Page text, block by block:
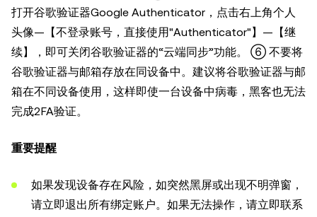
打开谷歌验证器Google Authenticator，点击右上角个人
头像—【不登录账号，直接使用"Authenticator"】—【继
续】，即可关闭谷歌验证器的“云端同步”功能。 ⑥ 不要将
谷歌验证器与邮箱存放在同设备中。建议将谷歌验证器与邮
箱在不同设备使用，这样即使一台设备中病毒，黑客也无法
完成2FA验证。
重要提醒
如果发现设备存在风险，如突然黑屏或出现不明弹窗，
请立即退出所有绑定账户。如果无法操作，请立即联系